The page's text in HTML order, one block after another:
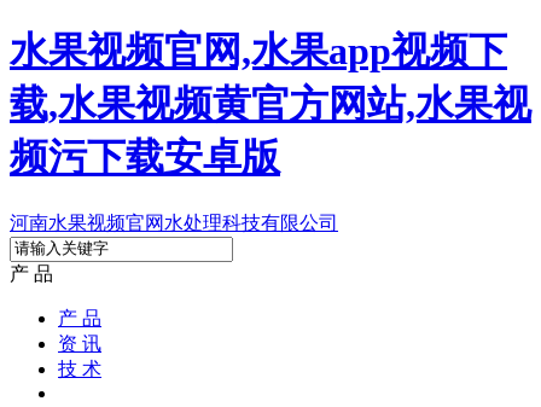
水果视频官网,水果app视频下
载,水果视频黄官方网站,水果视
频污下载安卓版
河南水果视频官网水处理科技有限公司
产 品
产 品
资 讯
技 术